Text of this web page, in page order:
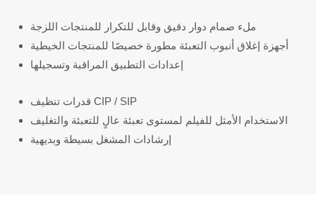
ملء صمام دوار دقيق وقابل للتكرار للمنتجات اللزجة
أجهزة إغلاق أنبوب التعبئة مطورة خصيصًا للمنتجات الخيطية
إعدادات التطبيق المراقبة وتسجيلها
قدرات تنظيف CIP / SIP
الاستخدام الأمثل للفيلم لمستوى تعبئة عالٍ للتعبئة والتغليف
إرشادات المشغل بسيطة وبديهية